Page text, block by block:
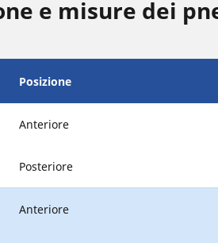
e misure dei
Posizione
Anteriore
Posteriore
Anteriore